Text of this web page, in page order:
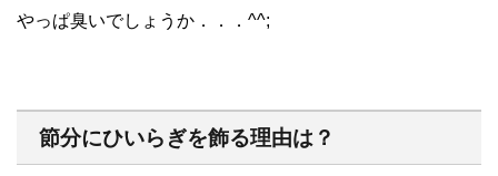
やっぱ臭いでしょうか．．．^^;
節分にひいらぎを飾る理由は？